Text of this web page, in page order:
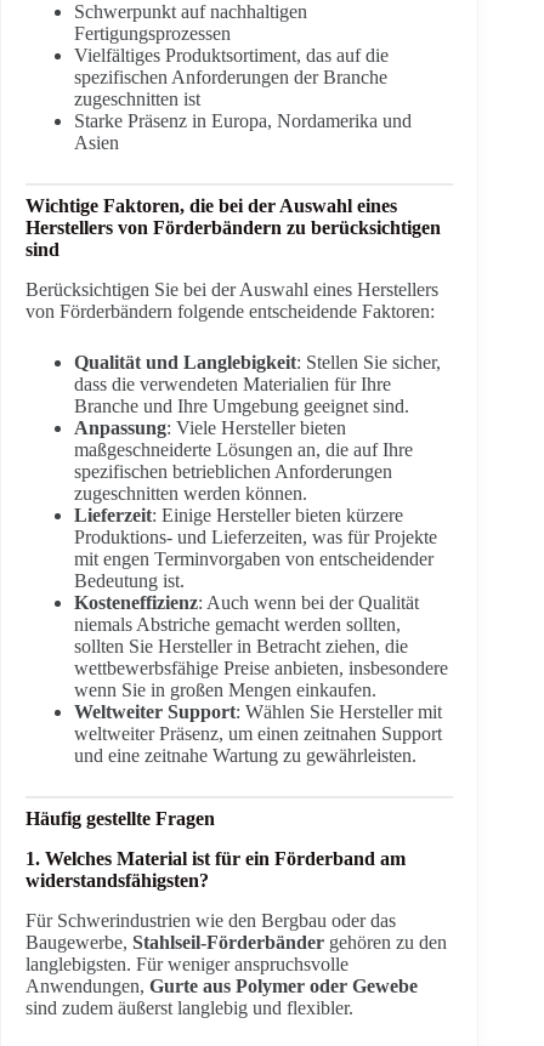
Schwerpunkt auf nachhaltigen
Fertigungsprozessen
Vielfältiges Produktsortiment, das auf die
spezifischen Anforderungen der Branche
zugeschnitten ist
Starke Präsenz in Europa, Nordamerika und
Asien
Wichtige Faktoren, die bei der Auswahl eines
Herstellers von Förderbändern zu berücksichtigen
sind
Berücksichtigen Sie bei der Auswahl eines Herstellers
von Förderbändern folgende entscheidende Faktoren:
Qualität und Langlebigkeit: Stellen Sie sicher,
dass die verwendeten Materialien für Ihre
Branche und Ihre Umgebung geeignet sind.
Anpassung: Viele Hersteller bieten
maßgeschneiderte Lösungen an, die auf Ihre
spezifischen betrieblichen Anforderungen
zugeschnitten werden können.
Lieferzeit: Einige Hersteller bieten kürzere
Produktions- und Lieferzeiten, was für Projekte
mit engen Terminvorgaben von entscheidender
Bedeutung ist.
Kosteneffizienz: Auch wenn bei der Qualität
niemals Abstriche gemacht werden sollten,
sollten Sie Hersteller in Betracht ziehen, die
wettbewerbsfähige Preise anbieten, insbesondere
wenn Sie in großen Mengen einkaufen.
Weltweiter Support: Wählen Sie Hersteller mit
weltweiter Präsenz, um einen zeitnahen Support
und eine zeitnahe Wartung zu gewährleisten.
Häufig gestellte Fragen
1. Welches Material ist für ein Förderband am
widerstandsfähigsten?
Für Schwerindustrien wie den Bergbau oder das
Baugewerbe, Stahlseil-Förderbänder gehören zu den
langlebigsten. Für weniger anspruchsvolle
Anwendungen, Gurte aus Polymer oder Gewebe
sind zudem äußerst langlebig und flexibler.